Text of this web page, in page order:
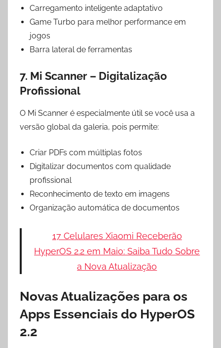
Carregamento inteligente adaptativo
Game Turbo para melhor performance em
jogos
Barra lateral de ferramentas
7. Mi Scanner – Digitalização
Profissional
O Mi Scanner é especialmente útil se você usa a
versão global da galeria, pois permite:
Criar PDFs com múltiplas fotos
Digitalizar documentos com qualidade
profissional
Reconhecimento de texto em imagens
Organização automática de documentos
17 Celulares Xiaomi Receberão
HyperOS 2.2 em Maio: Saiba Tudo Sobre
a Nova Atualização
Novas Atualizações para os
Apps Essenciais do HyperOS
2.2